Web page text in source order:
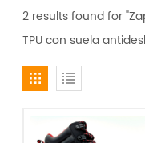
2 results found for
TPU con suela